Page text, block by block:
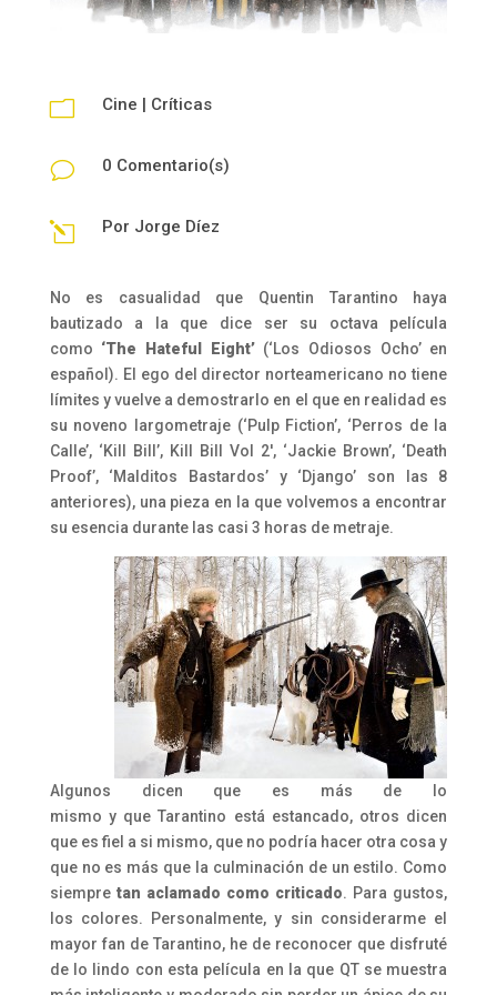
m Cine | Críticas
v 0 Comentario(s)
l Por Jorge Díez
No es casualidad que Quentin Tarantino haya
bautizado a la que dice ser su octava película
como ‘The Hateful Eight’(‘Los Odiosos Ocho’ en
español). El ego del director norteamericano no tiene
límites y vuelve a demostrarlo en el que en realidad es
su noveno largometraje (‘Pulp Fiction’, ‘Perros de la
Calle’, ‘Kill Bill’, Kill Bill Vol 2′, ‘Jackie Brown’, ‘Death
Proof’, ‘Malditos Bastardos’ y ‘Django’ son las 8
anteriores), una pieza en la que volvemos a encontrar
su esencia durante las casi 3 horas de metraje.
Algunos dicen que es más de lo
mismo y que Tarantino está estancado, otros dicen
que es fiel a si mismo, que no podría hacer otra cosa y
que no es más que la culminación de un estilo. Como
siempre tan aclamado como criticado. Para gustos,
los colores. Personalmente, y sin considerarme el
mayor fan de Tarantino, he de reconocer que disfruté
de lo lindo con esta película en la que QT se muestra